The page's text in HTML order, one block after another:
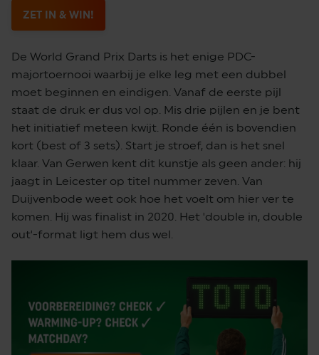
ZET IN & WIN!
De World Grand Prix Darts is het enige PDC-
majortoernooi waarbij je elke leg met een dubbel
moet beginnen en eindigen. Vanaf de eerste pijl
staat de druk er dus vol op. Mis drie pijlen en je bent
het initiatief meteen kwijt. Ronde één is bovendien
kort (best of 3 sets). Start je stroef, dan is het snel
klaar. Van Gerwen kent dit kunstje als geen ander: hij
jaagt in Leicester op titel nummer zeven. Van
Duijvenbode weet ook hoe het voelt om hier ver te
komen. Hij was finalist in 2020. Het 'double in, double
out'-format ligt hem dus wel.